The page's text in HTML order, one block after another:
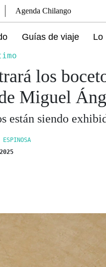
Agenda Chilango
Guías de viaje Lo
los
Miguel
están siendo